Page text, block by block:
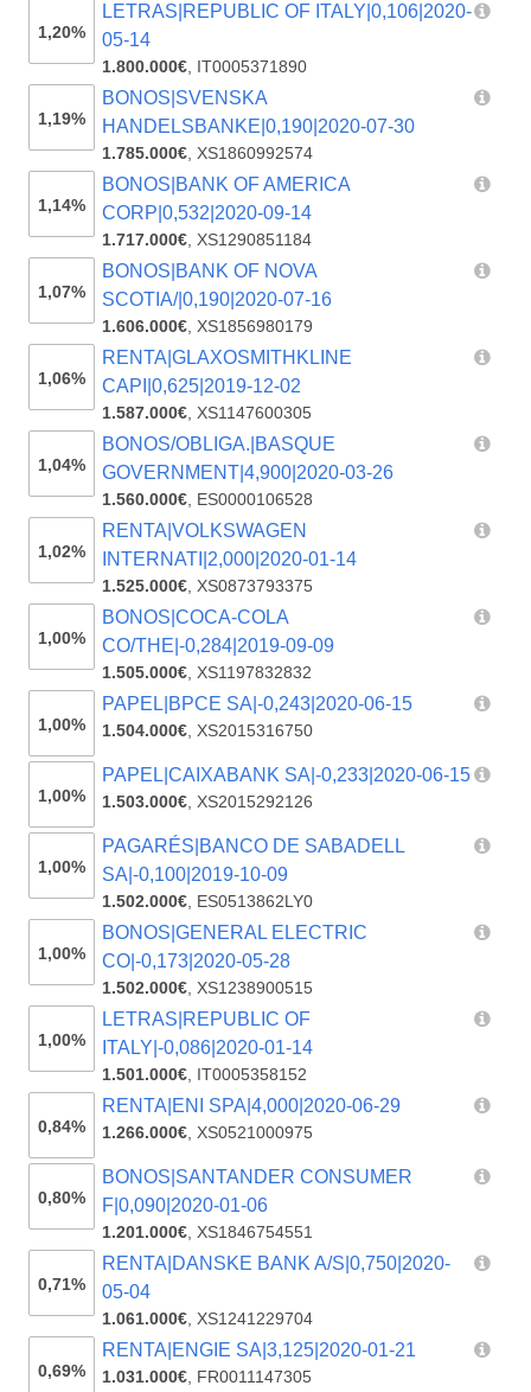
1,20%
LETRAS|REPUBLIC OF ITALY|0,106|2020-
05-14
1.800.000€, IT0005371890
1,19%
BONOS|SVENSKA
HANDELSBANKE|0,190|2020-07-30
1.785.000€,XS1860992574
1,14%
BONOS|BANK OF AMERICA
CORP|0,532|2020-09-14
1.717.000€,XS1290851184
1,07%
BONOS|BANK OF NOVA
SCOTIA/|0,190|2020-07-16
1.606.000€,XS1856980179
1,06%
RENTA|GLAXOSMITHKLINE
CAPI|0,625|2019-12-02
1.587.000€,XS1147600305
1,04%
BONOS/OBLIGA.|BASQUE
GOVERNMENT|4,900|2020-03-26
1.560.000€, ES0000106528
1,02%
RENTA|VOLKSWAGEN
INTERNATI|2,000|2020-01-14
1.525.000€,XS0873793375
1,00%
BONOS|COCA-COLA
CO/THE|-0,284|2019-09-09
1.505.000€,XS1197832832
1,00%
PAPEL|BPCE SA|-0,243|2020-06-15
1.504.000€,XS2015316750
1,00%
PAPEL|CAIXABANK SA|-0,233|2020-06-15
1.503.000€,XS2015292126
1,00%
PAGARÉS|BANCO DE SABADELL
SA|-0,100|2019-10-09
1.502.000€, ES0513862LY0
1,00%
BONOS|GENERAL ELECTRIC
CO|-0,173|2020-05-28
1.502.000€,XS1238900515
1,00%
LETRAS|REPUBLIC OF
ITALY|-0,086|2020-01-14
1.501.000€, IT0005358152
0,84%
RENTA|ENI SPA|4,000|2020-06-29
1.266.000€,XS0521000975
0,80%
BONOS|SANTANDER CONSUMER
F|0,090|2020-01-06
1.201.000€,XS1846754551
0,71%
RENTA|DANSKE BANK A/S|0,750|2020-
05-04
1.061.000€,XS1241229704
0,69%
RENTA|ENGIE SA|3,125|2020-01-21
1.031.000€, FR0011147305